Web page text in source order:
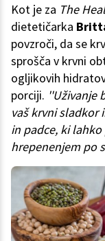
Kot je za The
dietetičarka
povzroči, da se
sprošča v krvni
ogljikovih
porciji. ''Uživanje
vaš krvni sladkor
in padce, ki
hrepenenjem po